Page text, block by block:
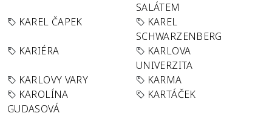
SALÁTEM
KAREL ČAPEK
KAREL
SCHWARZENBERG
KARIÉRA
KARLOVA
UNIVERZITA
KARLOVY VARY
KARMA
KAROLÍNA
GUDASOVÁ
KARTÁČEK